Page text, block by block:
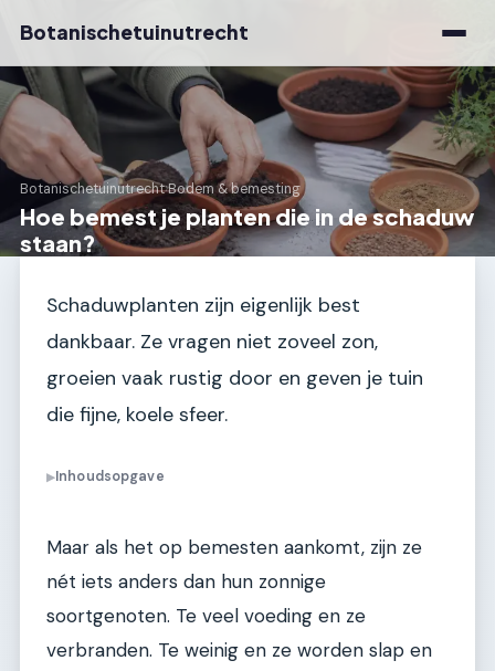
Botanischetuinutrecht
Botanischetuinutrecht›Bodem & bemesting
Hoe bemest je planten die in de schaduw
staan?
Schaduwplanten zijn eigenlijk best
dankbaar. Ze vragen niet zoveel zon,
groeien vaak rustig door en geven je tuin
die fijne, koele sfeer.
▶Inhoudsopgave
Maar als het op bemesten aankomt, zijn ze
nét iets anders dan hun zonnige
soortgenoten. Te veel voeding en ze
verbranden. Te weinig en ze worden slap en